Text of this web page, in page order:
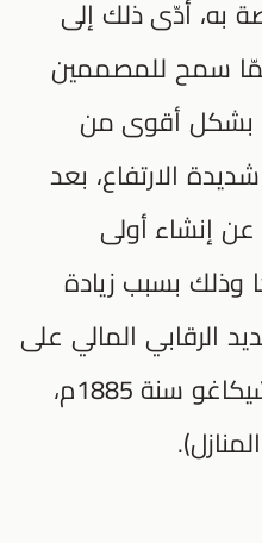
به، أدّى ذلك إلى
ممّا سمح للمصممين
بشكل أقوى من
الارتفاع، بعد
عن إنشاء أولى
وذلك بسبب زيادة
الرقابي المالي على
الشركات، كان ذلك في شيكاغو سنة 1885م،